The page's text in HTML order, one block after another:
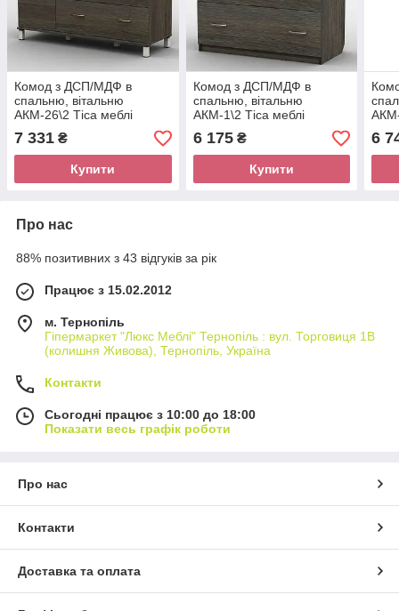
Комод з ДСП/МДФ в
спальню, вітальню
АКМ-26\2 Тіса меблі
7 331 ₴
Купити
Комод з ДСП/МДФ в
спальню, вітальню
АКМ-1\2 Тіса меблі
6 175₴
Купити
6
Про нас
88% позитивних з 43 відгуків за рік
Працює з 15.02.2012
м. Тернопіль
Гіпермаркет "Люкс Меблі" Тернопіль : вул. Торговиця 1В
(колишня Живова), Тернопіль, Україна
Контакти
Сьогодні працює з 10:00 до 18:00
Показати весь графік роботи
Про нас
Контакти
Доставка та оплата